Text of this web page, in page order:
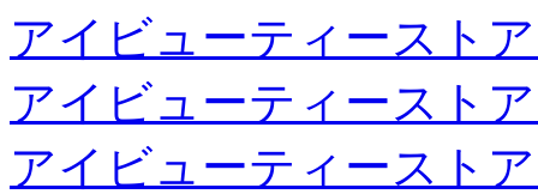
アイビューティースト
アイビューティースト
アイビューティースト